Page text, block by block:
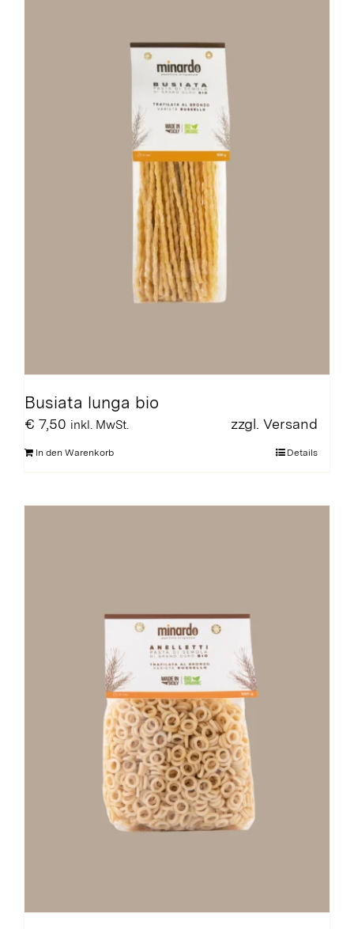
Busiata lunga bio
€ 7,50 inkl. MwSt. zzgl. Versand
In den Warenkorb Details